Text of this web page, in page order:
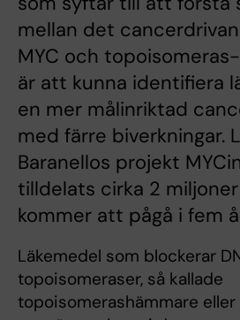
mellan det
MYC och
är att kunna identifiera
en mer målinriktad
med färre biverkningar.
Baranellos projekt
tilldelats cirka 2
kommer att pågå i fem
Läkemedel som blockerar
topoisomeraser, så kallade
topoisomerashämmare